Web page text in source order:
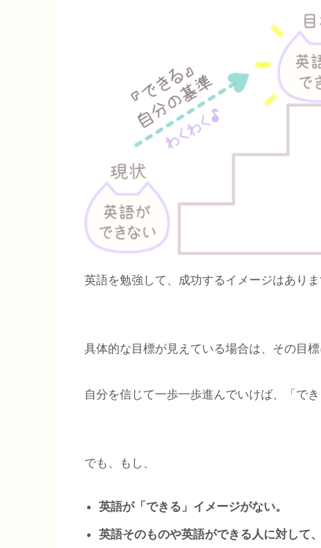
英語を勉強して、成功するイメージはあり
具体的な目標が見えている場合は、その目
自分を信じて一歩一歩進んでいけば、「でき
でも、もし、
英語が「できる」イメージがない。
英語そのものや英語ができる人に対して